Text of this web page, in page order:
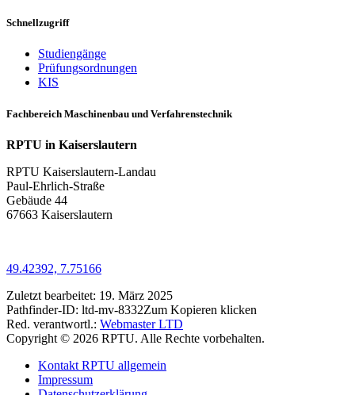
Schnellzugriff
Studiengänge
Prüfungsordnungen
KIS
Fachbereich Maschinenbau und Verfahrenstechnik
RPTU in Kaiserslautern
RPTU Kaiserslautern-Landau
Paul-Ehrlich-Straße
Gebäude 44
67663 Kaiserslautern
49.42392, 7.75166
Zuletzt bearbeitet: 19. März 2025
Pathfinder-ID: ltd-mv-8332Zum Kopieren klicken
Red. verantwortl.: Webmaster LTD
Copyright © 2026 RPTU. Alle Rechte vorbehalten.
Kontakt RPTU allgemein
Impressum